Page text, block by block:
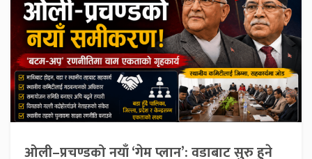
ओली–प्रचण्डको नयाँ ‘गेम प्लान’: वडाबाट सुरु हुने